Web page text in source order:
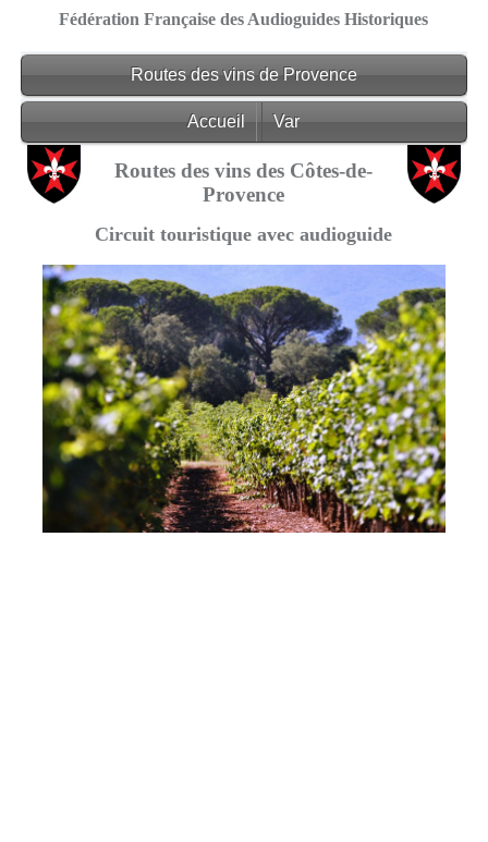
Fédération Française des Audioguides Historiques
Routes des vins de Provence
Accueil Var
Routes des vins des Côtes-de-
Provence
Circuit touristique avec audioguide